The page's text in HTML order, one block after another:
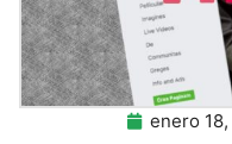
enero